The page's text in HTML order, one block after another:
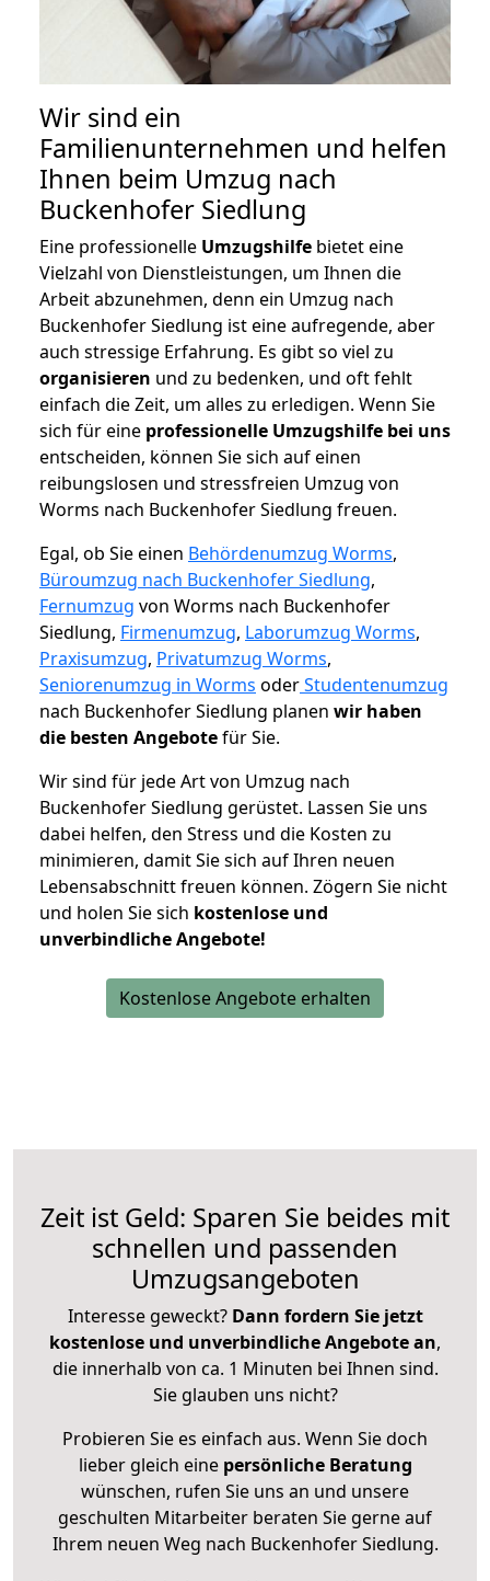
Wir sind ein
Familienunternehmen und helfen
Ihnen beim Umzug nach
Buckenhofer Siedlung
Eine professionelle Umzugshilfe bietet eine
Vielzahl von Dienstleistungen, um Ihnen die
Arbeit abzunehmen, denn ein Umzug nach
Buckenhofer Siedlung ist eine aufregende, aber
auch stressige Erfahrung. Es gibt so viel zu
organisieren und zu bedenken, und oft fehlt
einfach die Zeit, um alles zu erledigen. Wenn Sie
sich für eine professionelle Umzugshilfe bei uns
entscheiden, können Sie sich auf einen
reibungslosen und stressfreien Umzug von
Worms nach Buckenhofer Siedlung freuen.
Egal, ob Sie einen Behördenumzug Worms,
Büroumzug nach Buckenhofer Siedlung,
Fernumzug von Worms nach Buckenhofer
Siedlung, Firmenumzug, Laborumzug Worms,
Praxisumzug, Privatumzug Worms,
Seniorenumzug in Worms oderStudentenumzug
nach Buckenhofer Siedlung planen wir haben
die besten Angebotefür Sie.
Wir sind für jede Art von Umzug nach
Buckenhofer Siedlung gerüstet. Lassen Sie uns
dabei helfen, den Stress und die Kosten zu
minimieren, damit Sie sich auf Ihren neuen
Lebensabschnitt freuen können. Zögern Sie nicht
und holen Sie sich kostenlose und
unverbindliche Angebote!
Kostenlose Angebote erhalten
Zeit ist Geld: Sparen Sie beides mit
schnellen und passenden
Umzugsangeboten
Interesse geweckt? Dann fordern Sie jetzt
kostenlose und unverbindliche Angebote an,
die innerhalb von ca. 1 Minuten bei Ihnen sind.
Sie glauben uns nicht?
Probieren Sie es einfach aus. Wenn Sie doch
lieber gleich eine persönliche Beratung
wünschen, rufen Sie uns an und unsere
geschulten Mitarbeiter beraten Sie gerne auf
Ihrem neuen Weg nach Buckenhofer Siedlung.